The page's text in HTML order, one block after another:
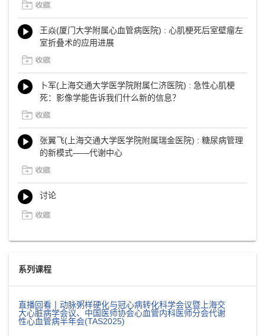
王焱(厦门大学附属心血管病医院) : 心肌梗死后室壁瘤左
室折叠术的应用进展
卜军(上海交通大学医学院附属仁济医院) : 急性心肌梗
死：影像学能告诉我们什么新的信息？
张翼飞(上海交通大学医学院附属瑞金医院) : 糖尿病管理
的新模式——代谢中心
讨论
系列课程
直播回看丨动脉粥样硬化与冠心病转化科学会议暨上海交
大心脏病学会议、中国医师协会心血管内科医师分会代谢
性心血管病半年会(TAS2025)